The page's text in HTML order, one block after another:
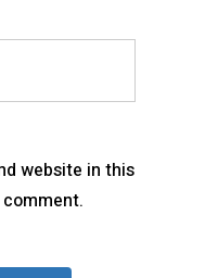
website in this